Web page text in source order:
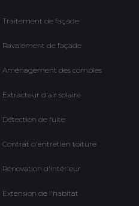
Traitement de façade
Ravalement de façade
Aménagement des combles
Extracteur d'air solaire
Détection de fuite
Contrat d'entretien toiture
Rénovation d'intérieur
Extension de l'habitat